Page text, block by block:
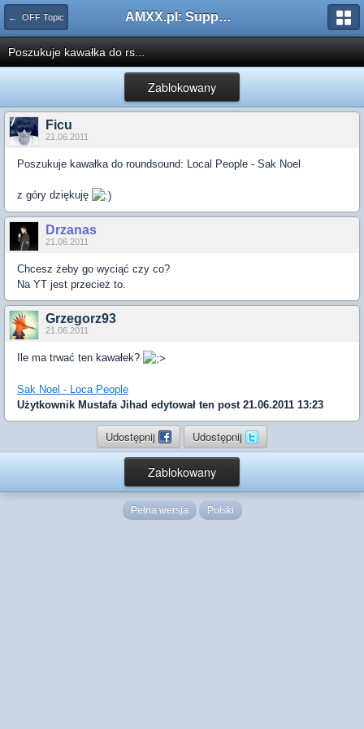
← OFF Topic AMXX.pl: Support AMX Mod X i SourceMod
Poszukuje kawałka do rs...
Zablokowany
Ficu
21.06.2011
Poszukuje kawałka do roundsound: Local People - Sak Noel
z góry dziękuję
Drzanas
21.06.2011
Chcesz żeby go wyciąć czy co?
Na YT jest przecież to.
Grzegorz93
21.06.2011
Ile ma trwać ten kawałek?
Sak Noel - Loca People
Użytkownik Mustafa Jihad edytował ten post 21.06.2011 13:23
Udostępnij Udostępnij
Zablokowany
Pełna wersja Polski